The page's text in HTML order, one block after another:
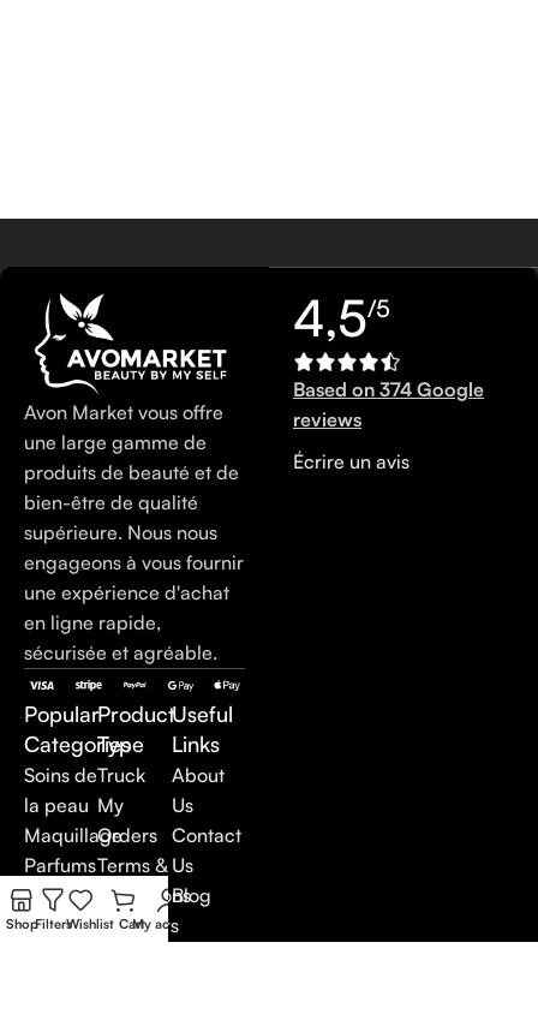
Avon Market vous offre
une large gamme de
produits de beauté et de
bien-être de qualité
supérieure. Nous nous
engageons à vous fournir
une expérience d'achat
en ligne rapide,
sécurisée et agréable.
Popular
Categories
Soins de
la peau
Maquillage
Parfums
Soins du
corps
Product
Type
Truck
My
Orders
Terms &
Conditions
Suppliers
Useful
Links
About
Us
Contact
Us
Blog
4,5/5
Based on 374 Google
reviews
Écrire un avis
ShopFiltersWishlist CartMy account